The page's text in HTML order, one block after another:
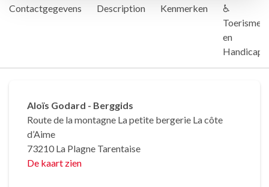
Contactgegevens Description Kenmerken
♿
Toerisme
en
Handicap
Aloïs Godard - Berggids
Route de la montagne La petite bergerie La côte
d’Aime
73210 La Plagne Tarentaise
De kaart zien